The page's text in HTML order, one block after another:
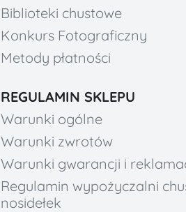
Biblioteki chustowe
Konkurs Fotograficzny
Metody płatności
REGULAMIN SKLEPU
Warunki ogólne
Warunki zwrotów
Warunki gwarancji i
Regulamin wypożyczalni
nosidełek